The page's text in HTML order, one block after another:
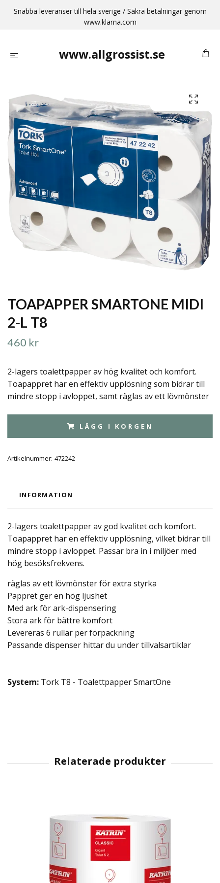
Snabba leveranser till hela sverige / Säkra betalningar genom
www.klarna.com
www.allgrossist.se
TOAPAPPER SMARTONE MIDI
2-L T8
460 kr
2-lagers toalettpapper av hög kvalitet och komfort.
Toapappret har en effektiv upplösning som bidrar till
mindre stopp i avloppet, samt räglas av ett lövmönster
LÄGG I KORGEN
Artikelnummer: 472242
INFORMATION
2-lagers toalettpapper av god kvalitet och komfort.
Toapappret har en effektiv upplösning, vilket bidrar till
mindre stopp i avloppet. Passar bra in i miljöer med
hög besöksfrekvens.
räglas av ett lövmönster för extra styrka
Pappret ger en hög ljushet
Med ark för ark-dispensering
Stora ark för bättre komfort
Levereras 6 rullar per förpackning
Passande dispenser hittar du under tillvalsartiklar
System: Tork T8 - Toalettpapper SmartOne